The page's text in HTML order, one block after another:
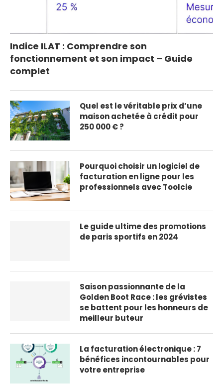
Indice ILAT : Comprendre son
fonctionnement et son impact – Guide
complet
Quel est le véritable prix d’une
maison achetée à crédit pour
250 000 € ?
Pourquoi choisir un logiciel de
facturation en ligne pour les
professionnels avec Toolcie
Le guide ultime des promotions
de paris sportifs en 2024
Saison passionnante de la
Golden Boot Race : les grévistes
se battent pour les honneurs de
meilleur buteur
La facturation électronique : 7
bénéfices incontournables pour
votre entreprise